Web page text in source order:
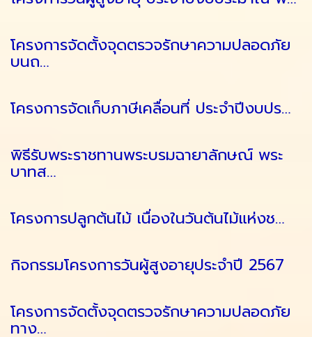
โครงการจัดตั้งจุดตรวจรักษาความปลอดภัย
บนถ…
โครงการจัดเก็บภาษีเคลื่อนที่ ประจำปีงบปร…
พิธีรับพระราชทานพระบรมฉายาลักษณ์ พระ
บาทส…
โครงการปลูกต้นไม้ เนื่องในวันต้นไม้แห่งช…
กิจกรรมโครงการวันผู้สูงอายุประจำปี 2567
โครงการจัดตั้งจุดตรวจรักษาความปลอดภัย
ทาง…